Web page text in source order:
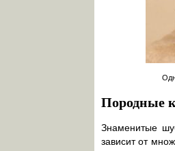
Породные
Знаменитые
зависит от